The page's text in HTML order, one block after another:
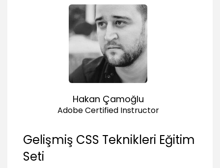
Görsel slider alanını oluşturmak
İçerik alanını oluşturmak
Alt menü alanını oluşturmak
Site alt bilgisini oluşturmak
Tasarımı parçalara ayırmak
01:41
Genel Stiller ile Yapıyı Şekillendirmek
Hakan Çamoğlu
Adobe Certified Instructor
Gelişmiş CSS Teknikleri Eğitim
Seti